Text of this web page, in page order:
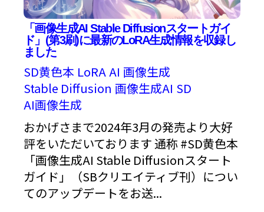
「画像生成AI Stable Diffusionスタートガイ
ド」(第3刷)に最新のLoRA生成情報を収録し
ました
SD黄色本 LoRAAI 画像生成
Stable Diffusion 画像生成AI SD
AI画像生成
おかげさまで2024年3月の発売より大好
評をいただいております 通称 #SD黄色本
「画像生成AI Stable Diffusionスタート
ガイド」（SBクリエイティブ刊）につい
てのアップデートをお送...